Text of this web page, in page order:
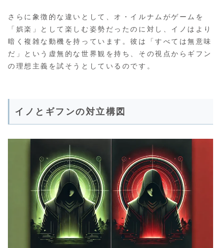
さらに象徴的な違いとして、オ・イルナムがゲームを
「娯楽」として楽しむ姿勢だったのに対し、イノはより
暗く複雑な動機を持っています。彼は「すべては無意味
だ」という虚無的な世界観を持ち、その視点からギフン
の理想主義を試そうとしているのです。
イノとギフンの対立構図